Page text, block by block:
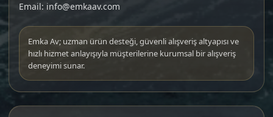
Email: info@emkaav.com
Emka Av; uzman ürün desteği, güvenli alışveriş altyapısı ve
hızlı hizmet anlayışıyla müşterilerine kurumsal bir alışveriş
deneyimi sunar.